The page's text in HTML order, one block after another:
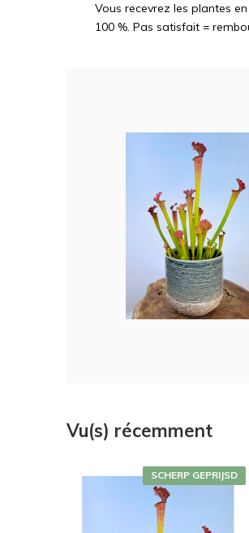
Vous recevrez les plantes
100 %. Pas satisfait =
Vu(s) récemment
SCHERP GEPRIJSD